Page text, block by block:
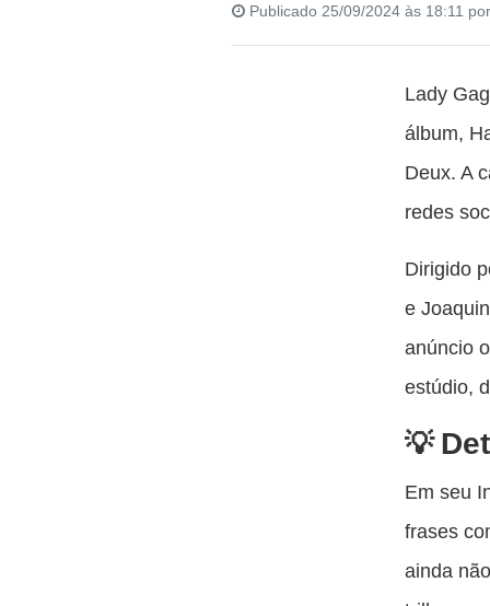
Publicado 25/09/2024 às 18:11 por
Lady
álbum,
Deux. A
redes
Dirigido
e
anúncio
estúdio,
Em seu
frases
ainda